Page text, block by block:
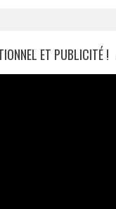
ET PUBLICITÉ !